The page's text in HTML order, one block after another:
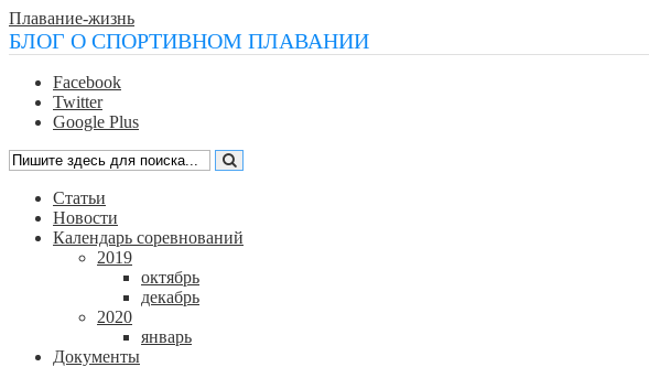
Плавание-жизнь
БЛОГ О СПОРТИВНОМ ПЛАВАНИИ
Facebook
Twitter
Google Plus
Статьи
Новости
Календарь соревнований
2019
октябрь
декабрь
2020
январь
Документы